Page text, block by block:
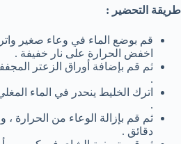
طريقة التحضير :
قم بوضع الماء في وعاء صغير
اخفض الحرارة على نار خفيفة .
ثم قم بإضافة أوراق الزعتر
.
.
دقائق .